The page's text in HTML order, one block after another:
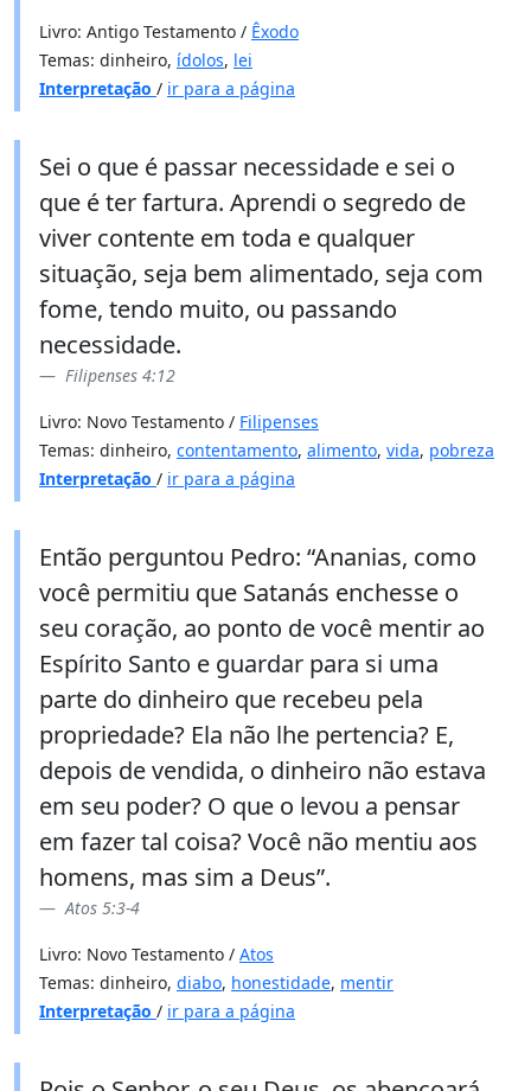
Livro: Antigo Testamento / Êxodo
Temas: dinheiro, ídolos, lei
Interpretação / ir para a página
Sei o que é passar necessidade e sei o
que é ter fartura. Aprendi o segredo de
viver contente em toda e qualquer
situação, seja bem alimentado, seja com
fome, tendo muito, ou passando
necessidade.
Filipenses 4:12
Livro: Novo Testamento / Filipenses
Temas: dinheiro, contentamento, alimento, vida, pobreza
Interpretação / ir para a página
Então perguntou Pedro: “Ananias, como
você permitiu que Satanás enchesse o
seu coração, ao ponto de você mentir ao
Espírito Santo e guardar para si uma
parte do dinheiro que recebeu pela
propriedade? Ela não lhe pertencia? E,
depois de vendida, o dinheiro não estava
em seu poder? O que o levou a pensar
em fazer tal coisa? Você não mentiu aos
homens, mas sim a Deus”.
Atos 5:3-4
Livro: Novo Testamento / Atos
Temas: dinheiro, diabo, honestidade, mentir
Interpretação / ir para a página